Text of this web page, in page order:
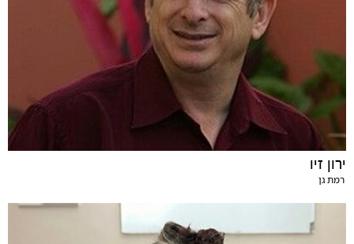
ירון זיו
רמת גן